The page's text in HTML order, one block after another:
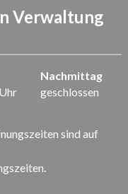
Verwaltung
Nachmittag
geschlossen
sind auf